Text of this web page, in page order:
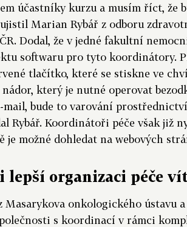
účastníky kurzu a musím říct, že
Marian Rybář z odboru
Dodal, že v jedné fakultní
softwaru pro tyto koordinátory.
tlačítko, které se stiskne ve
nádor, který je nutné operovat
mail, bude to varování
Rybář. Koordinátoři péče však již
je možné dohledat na webových
lepší organizaci péče
Masarykova onkologického ústavu
s koordinací v rámci